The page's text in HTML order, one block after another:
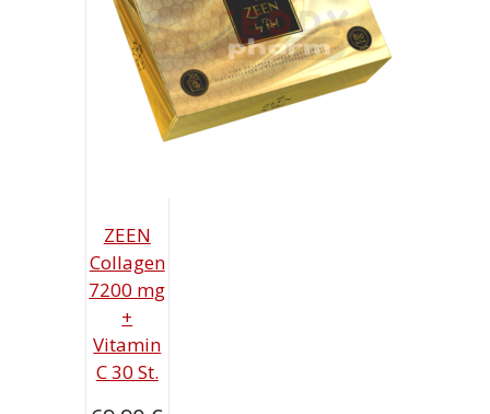
ZEEN
Collagen
7200 mg
+
Vitamin
C 30 St.